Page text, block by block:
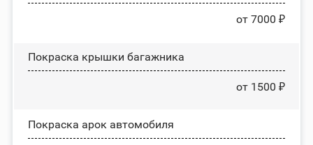
от 7000 ₽
Покраска крышки багажника
от 1500 ₽
Покраска арок автомобиля